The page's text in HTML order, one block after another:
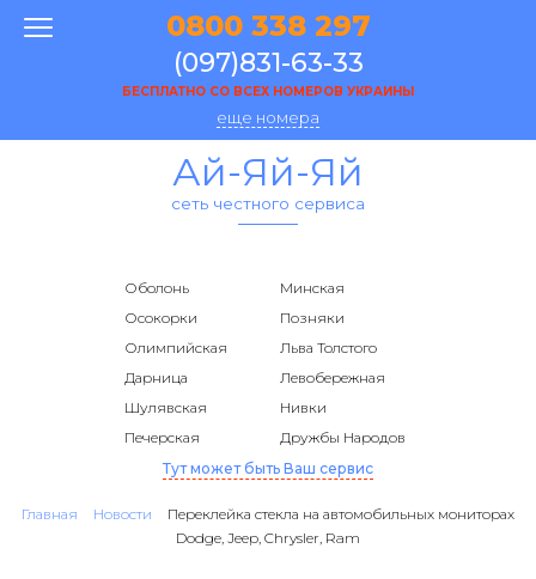
0800 338 297
(097)831-63-33
БЕСПЛАТНО СО ВСЕХ НОМЕРОВ УКРАИНЫ
еще номера
Ай-Яй-Яй
сеть честного сервиса
Оболонь
Минская
Осокорки
Позняки
Олимпийская
Льва Толстого
Дарница
Левобережная
Шулявская
Нивки
Печерская
Дружбы Народов
Тут может быть Ваш сервис
Главная Новости
Переклейка стекла на автомобильных мониторах
Dodge, Jeep, Chrysler, Ram